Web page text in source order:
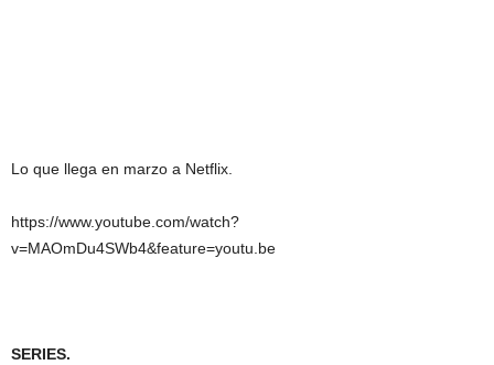
Lo que llega en marzo a Netflix.
https://www.youtube.com/watch?
v=MAOmDu4SWb4&feature=youtu.be
SERIES.